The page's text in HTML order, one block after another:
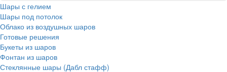
Шары с гелием
Шары под потолок
Облако из воздушных шаров
Готовые решения
Букеты из шаров
Фонтан из шаров
Стеклянные шары (Дабл стафф)